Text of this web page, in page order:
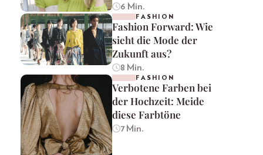
6 Min.
FASHION
Fashion Forward: Wie
sieht die Mode der
Zukunft aus?
8 Min.
FASHION
Verbotene Farben bei
der Hochzeit: Meide
diese Farbtöne
7 Min.